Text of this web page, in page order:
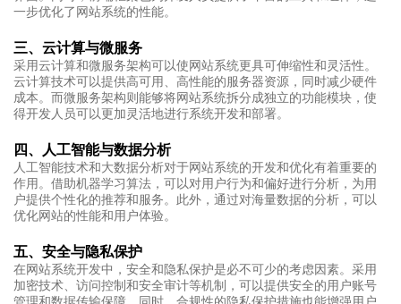
一步优化了网站系统的性能。
三、云计算与微服务
采用云计算和微服务架构可以使网站系统更具可伸缩性和灵活性。
云计算技术可以提供高可用、高性能的服务器资源，同时减少硬件
成本。而微服务架构则能够将网站系统拆分成独立的功能模块，使
得开发人员可以更加灵活地进行系统开发和部署。
四、人工智能与数据分析
人工智能技术和大数据分析对于网站系统的开发和优化有着重要的
作用。借助机器学习算法，可以对用户行为和偏好进行分析，为用
户提供个性化的推荐和服务。此外，通过对海量数据的分析，可以
优化网站的性能和用户体验。
五、安全与隐私保护
在网站系统开发中，安全和隐私保护是必不可少的考虑因素。采用
加密技术、访问控制和安全审计等机制，可以提供安全的用户账号